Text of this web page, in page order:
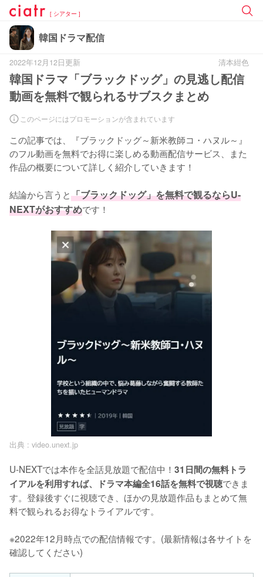
[ シアター ]
韓国ドラマ配信
2022年12月12日更新 清本紺色
韓国ドラマ「ブラックドッグ」の見逃し配信
動画を無料で観られるサブスクまとめ
このページにはプロモーションが含まれています
この記事では、『ブラックドッグ～新米教師コ・ハヌル～』
のフル動画を無料でお得に楽しめる動画配信サービス、また
作品の概要について詳しく紹介していきます！
結論から言うと「ブラックドッグ」を無料で観るならU-
NEXTがおすすめです！
出典 : video.unext.jp
U-NEXTでは本作を全話見放題で配信中！ 31日間の無料トラ
イアルを利用すれば、ドラマ本編全16話を無料で視聴できま
す。登録後すぐに視聴でき、ほかの見放題作品もまとめて無
料で観られるお得なトライアルです。
※2022年12月時点での配信情報です。(最新情報は各サイトを
確認してください)